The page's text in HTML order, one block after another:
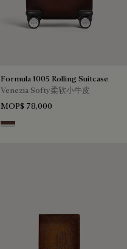
Formula 1005 Rolling Suitcase
Venezia Softy柔软小牛皮
MOP$ 78,000
Soft Brown